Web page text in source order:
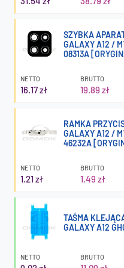
SZYBKA
GALAXY A12 /
08313A
NETTO
16.17 zł
BRUTTO
19.89 zł
RAMKA
GALAXY A12 /
46232A
NETTO
1.21 zł
BRUTTO
1.49 zł
TAŚMA
GALAXY A12
NETTO BRUTTO